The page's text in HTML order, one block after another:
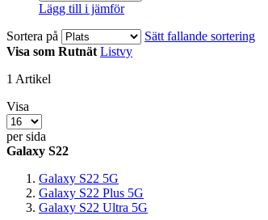
Lägg till i jämför
Sortera på
Sätt fallande sortering
Visa som Rutnät Listvy
1 Artikel
Visa
per sida
Galaxy S22
Galaxy S22 5G
Galaxy S22 Plus 5G
Galaxy S22 Ultra 5G